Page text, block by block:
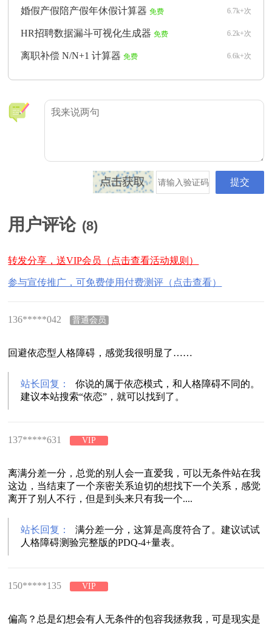
6.7k+次
婚假产假陪产假年休假计算器 免费
6.2k+次
HR招聘数据漏斗可视化生成器 免费
6.6k+次
离职补偿 N/N+1 计算器 免费
用户评论 (8)
转发分享，送VIP会员（点击查看活动规则）
参与宣传推广，可免费使用付费测评（点击查看）
136*****042 普通会员
回避依恋型人格障碍，感觉我很明显了……
站长回复：
你说的属于依恋模式，和人格障碍不同的。
建议本站搜索“依恋”，就可以找到了。
137*****631 VIP
离满分差一分，总觉的别人会一直爱我，可以无条件站在我
这边，当结束了一个亲密关系迫切的想找下一个关系，感觉
离开了别人不行，但是到头来只有我一个....
站长回复：
满分差一分，这算是高度符合了。建议试试
人格障碍测验完整版的PDQ-4+量表。
150*****135 VIP
偏高？总是幻想会有人无条件的包容我拯救我，可是现实是